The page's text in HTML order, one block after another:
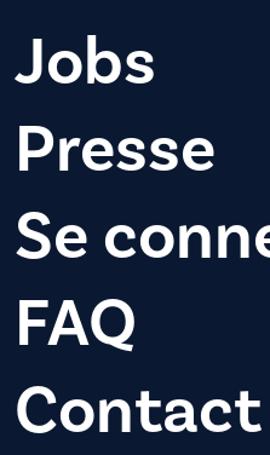
Jobs
Presse
Se
FAQ
Contact